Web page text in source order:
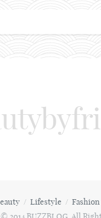
Lifestyle Fashion
2014 BUZZBLOG. All